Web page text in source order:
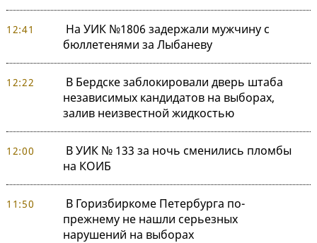
12:41
На УИК №1806 задержали мужчину с
бюллетенями за Лыбаневу
12:22
В Бердске заблокировали дверь штаба
независимых кандидатов на выборах,
залив неизвестной жидкостью
12:00
В УИК № 133 за ночь сменились пломбы
на КОИБ
11:50
В Горизбиркоме Петербурга по-
прежнему не нашли серьезных
нарушений на выборах